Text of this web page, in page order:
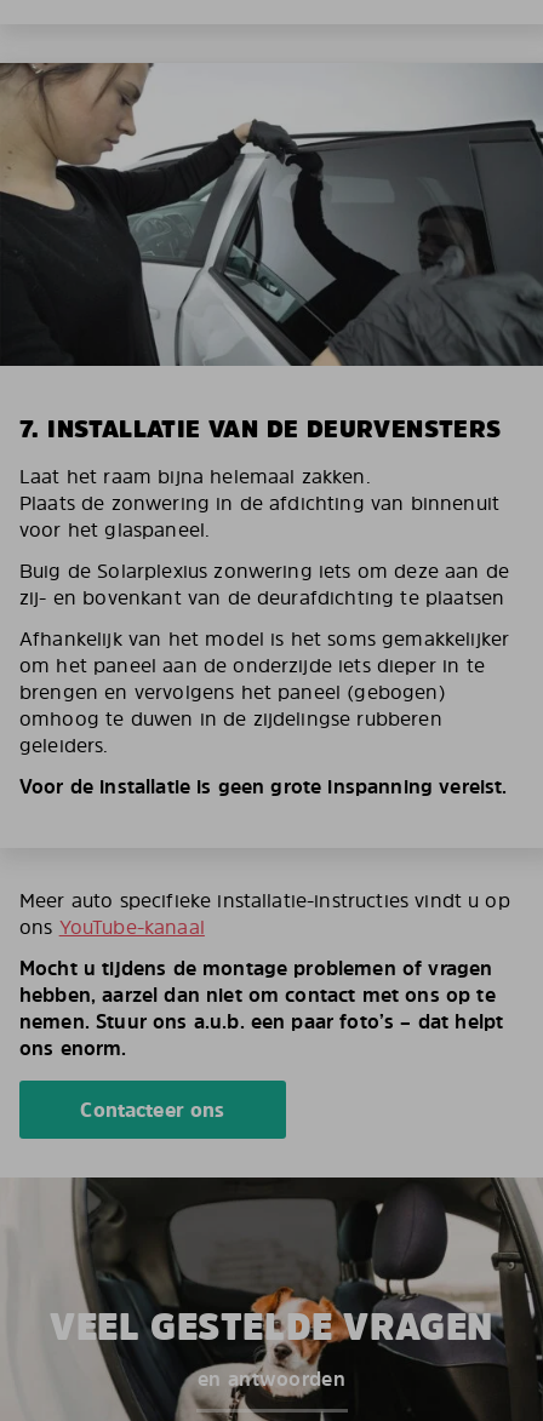
7. INSTALLATIE VAN DE DEURVENSTERS
Laat het raam bijna helemaal zakken.
Plaats de zonwering in de afdichting van binnenuit
voor het glaspaneel.
Buig de Solarplexius zonwering iets om deze aan de
zij- en bovenkant van de deurafdichting te plaatsen
Afhankelijk van het model is het soms gemakkelijker
om het paneel aan de onderzijde iets dieper in te
brengen en vervolgens het paneel (gebogen)
omhoog te duwen in de zijdelingse rubberen
geleiders.
Voor de installatie is geen grote inspanning vereist.
Meer auto specifieke installatie-instructies vindt u op
ons YouTube-kanaal
Mocht u tijdens de montage problemen of vragen
hebben, aarzel dan niet om contact met ons op te
nemen. Stuur ons a.u.b. een paar foto’s – dat helpt
ons enorm.
Contacteer ons
VEEL GESTELDE VRAGEN
en antwoorden